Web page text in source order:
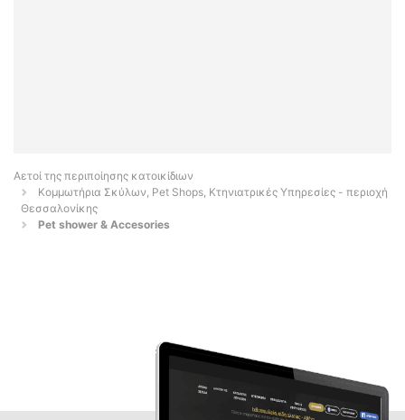
Αετοί της περιποίησης κατοικίδιων
Κομμωτήρια Σκύλων, Pet Shops, Κτηνιατρικές Υπηρεσίες - περιοχή
Θεσσαλονίκης
Pet shower & Accesories